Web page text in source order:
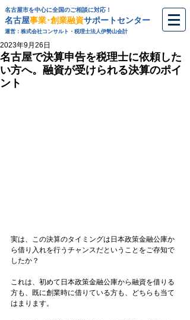
名古屋事業･創業融資サポートセンター
運営：株式会社コンサルト・税理士法人伊勢山会計
名古屋市を中心に全国のご相談に対応！
名古屋で決算申告を税理士に依頼した
い方へ。融資が受けられる決算のポイ
ント
2023年9月26日
実は、この決算のタイミングは日本政策金融公庫か
ら借り入れを行うチャンスだということをご存知で
したか？
これは、初めて日本政策金融公庫から融資を借りる
方も、既に創業時に借りている方も、どちらも当て
はまります。